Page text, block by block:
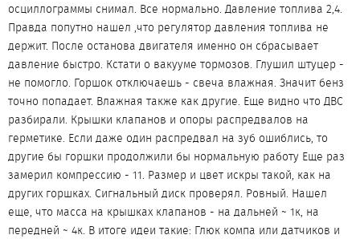
осциллограммы снимал. Все нормально. Давление топлива 2,4.
Правда попутно нашел ,что регулятор давления топлива не
держит. После останова двигателя именно он сбрасывает
давление быстро. Кстати о вакууме тормозов. Глушил штуцер -
не помогло. Горшок отключаешь - свеча влажная. Значит бенз
точно попадает. Влажная также как другие. Еще видно что ДВС
разбирали. Крышки клапанов и опоры распредвалов на
герметике. Если даже один распредвал на зуб ошиблись, то
другие бы горшки продолжили бы нормальную работу Еще раз
замерил компрессию - 11. Размер и цвет искры такой, как на
других горшках. Сигнальный диск проверял. Ровный. Нашел
еще, что масса на крышках клапанов - на дальней ~ 1к, на
передней ~ 4к. В итоге идеи такие: Глюк компа или датчиков и